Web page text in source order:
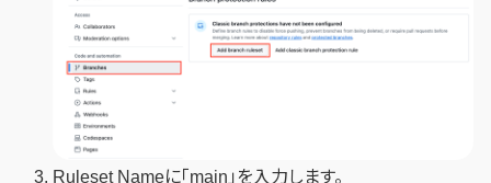
Ruleset Nameに「main」を入力します。